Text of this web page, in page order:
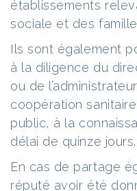
établissements
sociale et des
Ils sont également
à la diligence du
ou de
coopération
public, à la
délai de quinze jours.
En cas de partage
réputé avoir été